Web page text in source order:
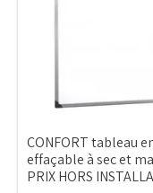
CONFORT tableau
effaçable à sec et
PRIX HORS